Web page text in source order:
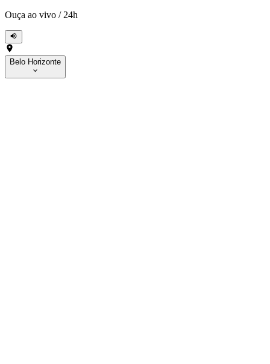
Ouça ao vivo / 24h
Belo Horizonte